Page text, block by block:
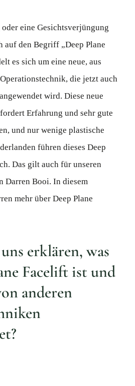
oder eine Gesichtsverjüngung
auf den Begriff „Deep Plane
es sich um eine neue, aus
die jetzt auch
wird. Diese neue
Erfahrung und sehr gute
und nur wenige plastische
führen dieses Deep
Das gilt auch für unseren
Darren Booi. In diesem
mehr über Deep Plane
erklären, was
Facelift ist und
anderen